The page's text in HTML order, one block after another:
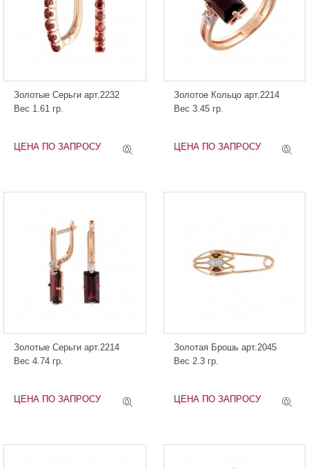
Золотые Серьги арт.2232
Вес 1.61 гр.
ЦЕНА ПО ЗАПРОСУ
Золотое Кольцо арт.2214
Вес 3.45 гр.
ЦЕНА ПО ЗАПРОСУ
Золотые Серьги арт.2214
Вес 4.74 гр.
ЦЕНА ПО ЗАПРОСУ
Золотая Брошь арт.2045
Вес 2.3 гр.
ЦЕНА ПО ЗАПРОСУ